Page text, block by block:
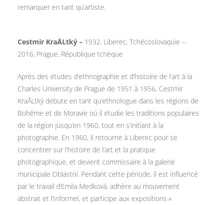
remarquer en tant qu’artiste.
Cestmir KraÅLtký – 1932, Liberec, Tchécoslovaquie –
2016, Prague, République tchèque
Après des études d’ethnographie et d’histoire de l’art à la
Charles University de Prague de 1951 à 1956, Cestmir
KraÅLtký débute en tant qu’ethnologue dans les régions de
Bohême et de Moravie où il étudie les traditions populaires
de la région jusqu’en 1960, tout en s’initiant à la
photographie. En 1960, il retourne à Liberec pour se
concentrer sur l’histoire de l’art et la pratique
photographique, et devient commissaire à la galerie
municipale Oblastní. Pendant cette période, il est influencé
par le travail d’Emila Medková, adhère au mouvement
abstrait et l’Informel, et participe aux expositions «